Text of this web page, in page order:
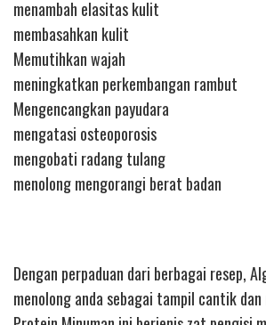
menambah elasitas kulit
membasahkan kulit
Memutihkan wajah
meningkatkan perkembangan rambut
Mengencangkan payudara
mengatasi osteoporosis
mengobati radang tulang
menolong mengorangi berat badan
Dengan perpaduan dari berbagai resep,
menolong anda sebagai tampil cantik dan